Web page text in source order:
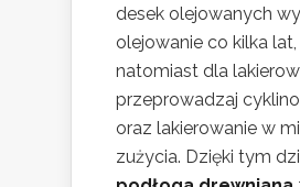
desek olejowanych
olejowanie co kilka lat,
natomiast dla
przeprowadzaj
oraz lakierowanie w
zużycia. Dzięki tym